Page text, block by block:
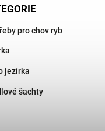
pro chov ryb
jezírka
šachty